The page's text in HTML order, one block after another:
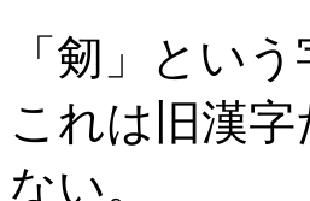
「剱」という
これは旧漢
ない。